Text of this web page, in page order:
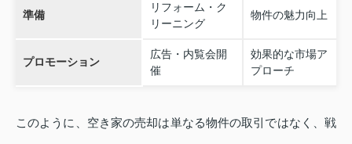
準備
リフォーム・ク
リーニング
物件の魅力向上
プロモーション
広告・内覧会開
催
効果的な市場ア
プローチ
このように、空き家の売却は単なる物件の取引ではなく、戦